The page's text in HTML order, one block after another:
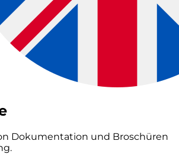
Dokumentation und Broschüren